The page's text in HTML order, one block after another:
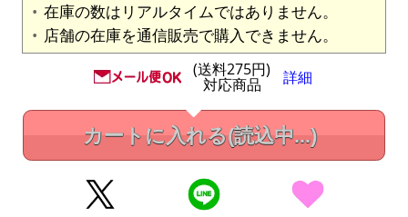
在庫の数はリアルタイムではありません。
店舗の在庫を通信販売で購入できません。
(送料275円)
対応商品 詳細
カートに入れる(読込中...)